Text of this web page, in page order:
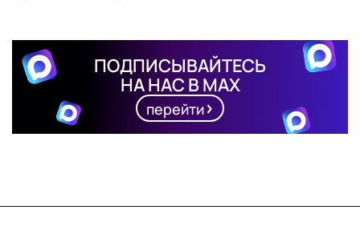
ПОДПИСЫВАЙТЕСЬ
НА НАС В MAX
перейти